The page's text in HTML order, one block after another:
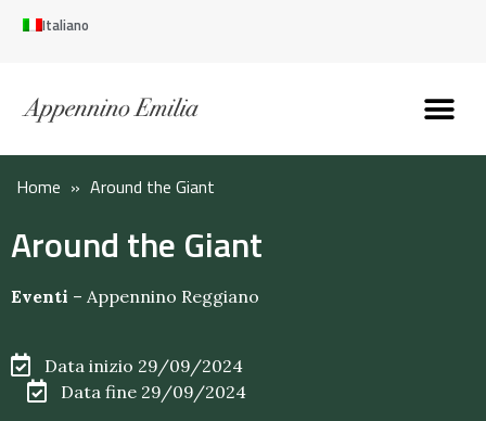
Italiano
Home » Around the Giant
Around the Giant
Eventi – Appennino Reggiano
Data inizio 29/09/2024
Data fine 29/09/2024